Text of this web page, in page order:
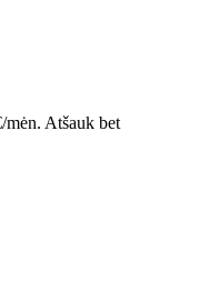
mėn. Atšauk bet